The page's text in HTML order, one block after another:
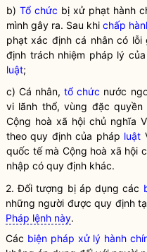
b) Tổ chức bị xử phạt hành
mình gây ra. Sau khi chấp
phạt xác định cá nhân có lỗi
định trách nhiệm pháp lý
luật;
c) Cá nhân,tổ chức nước
vi lãnh thổ, vùng đặc
Cộng hoà xã hội chủ nghĩa
theo quy định của pháp luật
quốc tế mà Cộng hoà xã hội
nhập có quy định khác.
2. Đối tượng bị áp dụng các
những người được quy định
Pháp lệnh này.
Các biện pháp xử lý hành